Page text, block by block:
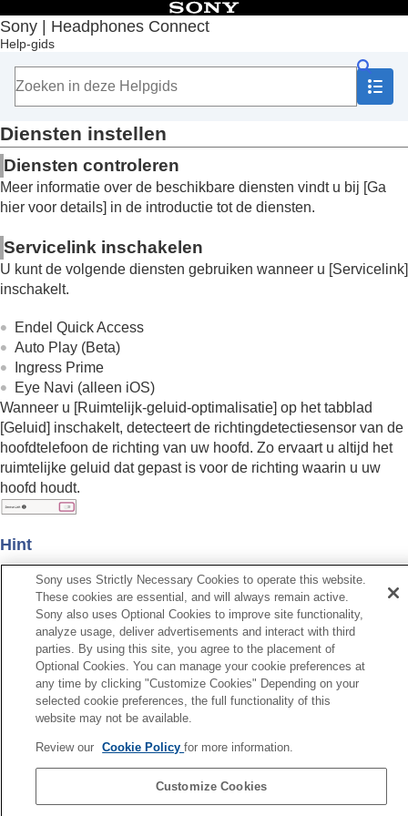
Sony | Headphones Connect
Help-gids
Inhoudsopgave
Begin
Aan de slag
Gebruik
Over het dashboard van "Sony | Headphones
Connect
Functies op het tabblad [Status]
Functies op het tabblad [Geluid]
Functies op het tabblad [Systeem]
Functies op het tabblad [Services]
Bekijken hoe u de hoofdtelefoon gebruikt hebt
Activiteit )
Een widget op uw smartphone instellen
Probleemoplossing
Toegankelijkheid
Diensten instellen
Diensten controleren
Meer informatie over de beschikbare diensten vindt u bij [Ga
hier voor details] in de introductie tot de diensten.
Servicelink inschakelen
U kunt de volgende diensten gebruiken wanneer u [Servicelink]
inschakelt.
Endel Quick Access
Auto Play (Beta)
Ingress Prime
Eye Navi (alleen iOS)
Wanneer u [Ruimtelijk-geluid-optimalisatie] op het tabblad
[Geluid] inschakelt, detecteert de richtingdetectiesensor van de
hoofdtelefoon de richting van uw hoofd. Zo ervaart u altijd het
ruimtelijke geluid dat gepast is voor de richting waarin u uw
hoofd houdt.
Hint
De beschikbare diensten verschillen afhankelijk van uw
smartphone.
De dienst is in sommige landen en regio's niet beschikbaar.
Volgende
Bekijken hoe u de hoofdtelefoon gebruikt hebt
Sony uses Strictly Necessary Cookies to operate this website.
These cookies are essential, and will always remain active.
Sony also uses Optional Cookies to improve site functionality,
analyze usage, deliver advertisements and interact with third
parties. By using this site, you agree to the placement of
Optional Cookies. You can manage your cookie preferences at
any time by clicking "Customize Cookies" Depending on your
selected cookie preferences, the full functionality of this
website may not be available.
Review our Cookie Policyfor more information.
Customize Cookies